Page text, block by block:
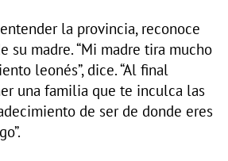
la provincia, reconoce
su madre. “Mi madre tira mucho
leonés”, dice. “Al final
una familia que te inculca las
de ser de donde eres